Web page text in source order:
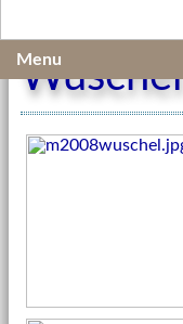
Wuschel
Menu